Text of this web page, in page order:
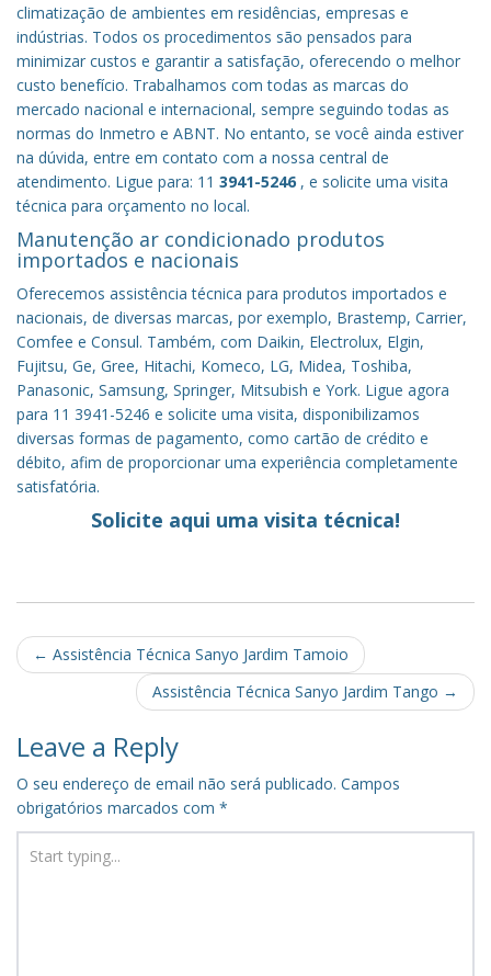
climatização de ambientes em residências, empresas e
indústrias. Todos os procedimentos são pensados para
minimizar custos e garantir a satisfação, oferecendo o melhor
custo benefício. Trabalhamos com todas as marcas do
mercado nacional e internacional, sempre seguindo todas as
normas do Inmetro e ABNT. No entanto, se você ainda estiver
na dúvida, entre em contato com a nossa central de
atendimento. Ligue para: 11 3941-5246 , e solicite uma visita
técnica para orçamento no local.
Manutenção ar condicionado produtos
importados e nacionais
Oferecemos assistência técnica para produtos importados e
nacionais, de diversas marcas, por exemplo, Brastemp, Carrier,
Comfee e Consul. Também, com Daikin, Electrolux, Elgin,
Fujitsu, Ge, Gree, Hitachi, Komeco, LG, Midea, Toshiba,
Panasonic, Samsung, Springer, Mitsubish e York. Ligue agora
para 11 3941-5246 e solicite uma visita, disponibilizamos
diversas formas de pagamento, como cartão de crédito e
débito, afim de proporcionar uma experiência completamente
satisfatória.
Solicite aqui uma visita técnica!
Post
navigation
← Assistência Técnica Sanyo Jardim Tamoio
Assistência Técnica Sanyo Jardim Tango →
Leave a Reply
O seu endereço de email não será publicado. Campos
obrigatórios marcados com *